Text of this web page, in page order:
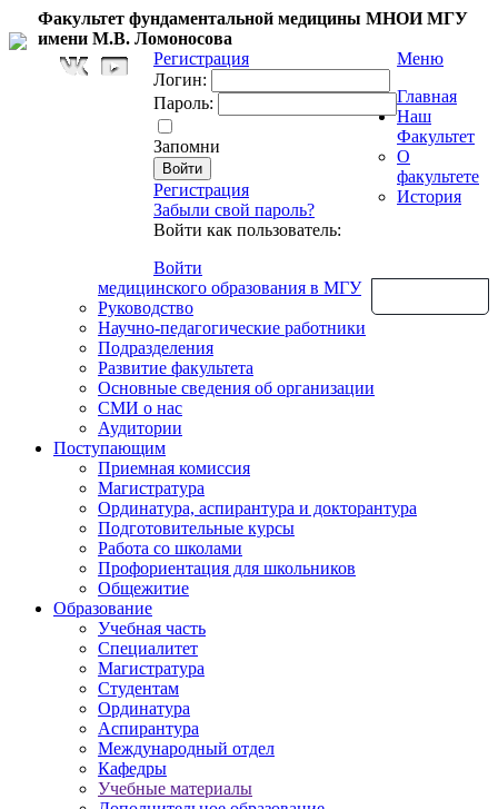
Факультет фундаментальной медицины МНОИ МГУ
имени М.В. Ломоносова
Регистрация
Логин:
Пароль:
Запомни
Регистрация
Забыли свой пароль?
Войти как пользователь:
Войти
Меню
Главная
Наш
Факультет
О
факультете
История
медицинского образования в МГУ
Руководство
Научно-педагогические работники
Подразделения
Развитие факультета
Основные сведения об организации
СМИ о нас
Аудитории
Поступающим
Приемная комиссия
Магистратура
Ординатура, аспирантура и докторантура
Подготовительные курсы
Работа со школами
Профориентация для школьников
Общежитие
Образование
Учебная часть
Специалитет
Магистратура
Студентам
Ординатура
Аспирантура
Международный отдел
Кафедры
Учебные материалы